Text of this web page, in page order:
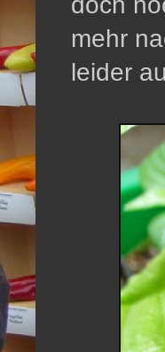
mehr
leider